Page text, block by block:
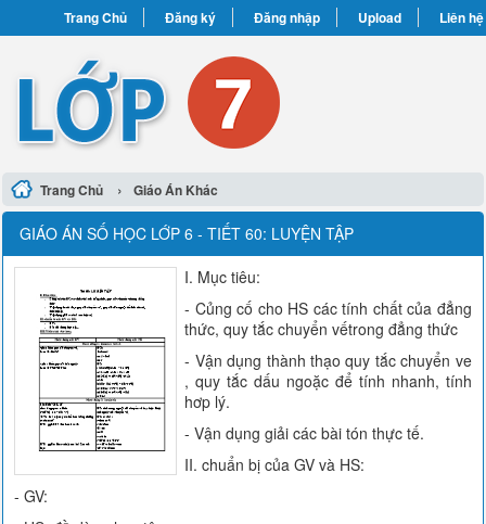
Trang Chủ Đăng ký Đăng nhập Upload Liên hệ
Trang Chủ › Giáo Án Khác
GIÁO ÁN SỐ HỌC LỚP 6 - TIẾT 60: LUYỆN TẬP
I. Mục tiêu:
- Củng cố cho HS các tính chất của đẳng
thức, quy tắc chuyển vếtrong đẳng thức
- Vận dụng thành thạo quy tắc chuyển ve
, quy tắc dấu ngoặc để tính nhanh, tính
hơp lý.
- Vận dụng giải các bài tón thực tế.
II. chuẩn bị của GV và HS:
- GV: